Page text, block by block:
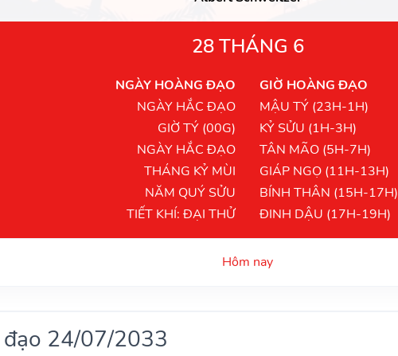
28 THÁNG 6
NGÀY HOÀNG ĐẠO
NGÀY HẮC ĐẠO
GIỜ TÝ (00G)
NGÀY HẮC ĐẠO
THÁNG KỶ MÙI
NĂM QUÝ SỬU
TIẾT KHÍ: ĐẠI THỬ
GIỜ HOÀNG ĐẠO
MẬU TÝ (23H-1H)
KỶ SỬU (1H-3H)
TÂN MÃO (5H-7H)
GIÁP NGỌ (11H-13H)
BÍNH THÂN (15H-17H)
ĐINH DẬU (17H-19H)
Hôm nay
24/07/2033